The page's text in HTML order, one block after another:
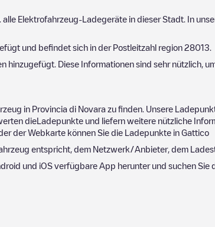
alle Elektrofahrzeug-Ladegeräte in dieser Stadt. In
und befindet sich in der Postleitzahl region 28013
hinzugefügt. Diese Informationen sind sehr nützlich,
in Provincia di Novara zu finden. Unsere
dieLadepunkte und liefern weitere nützliche
der Webkarte können Sie die Ladepunkte in Gattico
entspricht, dem Netzwerk/Anbieter, dem
und iOS verfügbare App herunter und suchen Sie